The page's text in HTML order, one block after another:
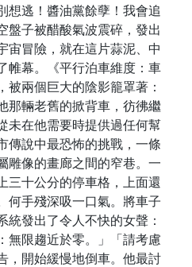
想逃！醬油黨餘孽！我會追
盤子被醋酸氣波震碎，發出
宙冒險，就在這片蒜泥、中
帷幕。《平行泊車維度：車
兩個巨大的陰影籠罩著：
那輛老舊的掀背車，彷彿繼
未在他需要時提供過任何幫
傳說中最恐怖的挑戰，一條
雕像的畫廊之間的窄巷。一
三十公分的停車格，上面還
何手殘深吸一口氣。將車子
發出了令人不快的女聲：
無限趨近於零。」「請考慮
，開始緩慢地倒車。他最討